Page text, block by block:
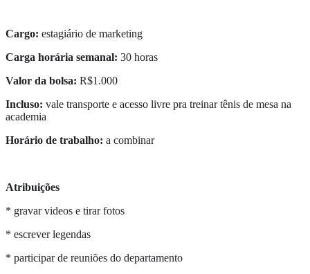
Cargo: estagiário de marketing
Carga horária semanal: 30 horas
Valor da bolsa: R$1.000
Incluso: vale transporte e acesso livre pra treinar tênis de mesa na
academia
Horário de trabalho: a combinar
Atribuições
* gravar videos e tirar fotos
* escrever legendas
* participar de reuniões do departamento